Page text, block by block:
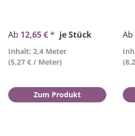
Ab 12,65 € * je Stück
Inhalt: 2,4 Meter
(5,27 € / Meter)
Zum Produkt
Ab